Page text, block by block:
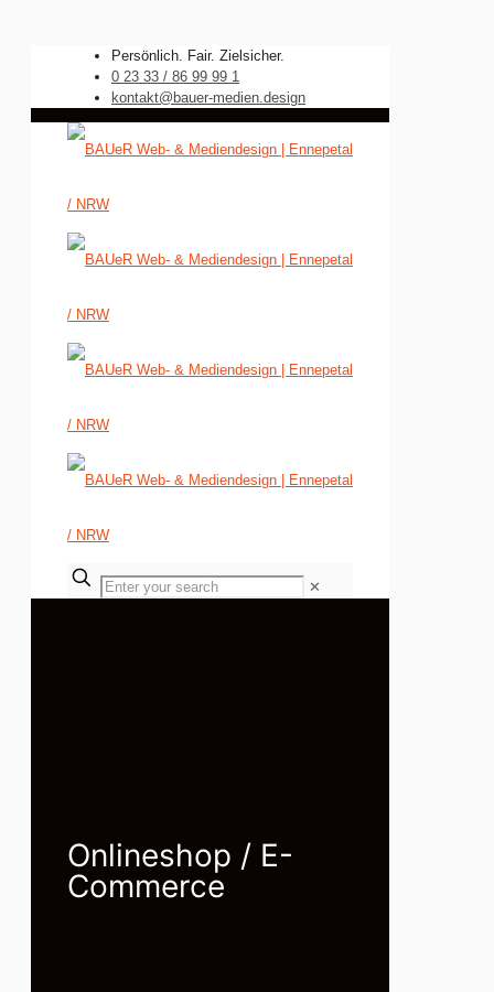
Persönlich. Fair. Zielsicher.
0 23 33 / 86 99 99 1
kontakt@bauer-medien.design
✕
Onlineshop / E-
Commerce